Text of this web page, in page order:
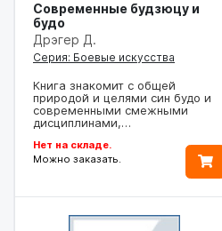
Современные будзюцу и
будо
Дрэгер Д.
Серия: Боевые искусства
Книга знакомит с общей
природой и целями син будо и
современными смежными
дисциплинами,…
Нет на складе.
Можно заказать.